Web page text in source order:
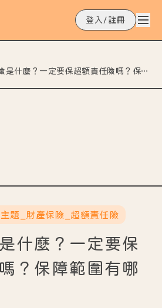
登入/註冊
什麼？一定要保超額責任險嗎？保障範圍有哪些？
題_財產保險_超額責任險
什麼？一定要保
？保障範圍有哪